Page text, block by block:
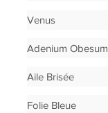
Venus
Adenium Obesum
Aile Brisée
Folie Bleue